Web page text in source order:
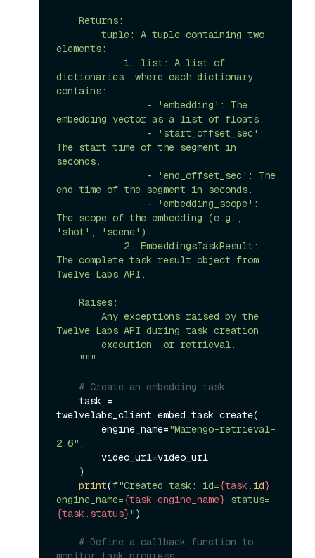
elements:
dictionaries, where each dictionary
contains:
embedding vector as a list of floats.
The start time of the segment in
seconds.
end time of the segment in seconds.
The scope of the embedding (e.g.,
'shot', 'scene').
The complete task result object from
Twelve Labs API.
Twelve Labs API during task creation,
    """
# Create an embedding task
twelvelabs_client.embed.task.create(
        engine_name=
"Marengo-retrieval-
2.6" ,
print(f"Created task: id={task. id}
engine_name={task.engine_name} status=
{task.status}")
# Define a callback function to